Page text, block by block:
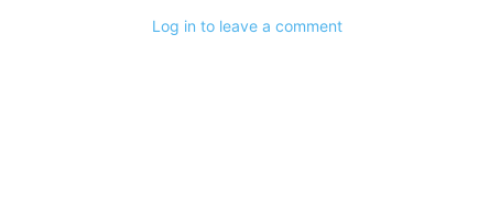
Log in to leave a comment